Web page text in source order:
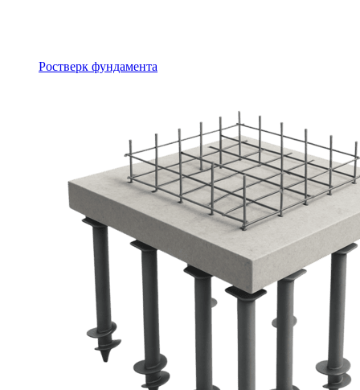
Ростверк фундамента